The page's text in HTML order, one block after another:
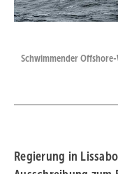
Schwimmender Offshore-
Regierung in